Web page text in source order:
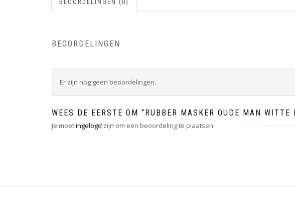
BEOORDELINGEN (0)
BEOORDELINGEN
Er zijn nog geen beoordelingen.
WEES DE EERSTE OM “RUBBER MASKER OUDE MAN WITTE
Je moetingelogdzijn om een beoordeling te plaatsen.